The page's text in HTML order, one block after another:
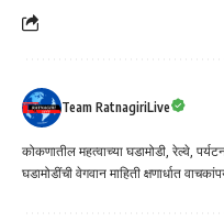
Team RatnagiriLive
कोकणातील महत्वाच्या घडामोडी, रेल्वे,
घडामोडींची वेगवान माहिती क्षणार्धात